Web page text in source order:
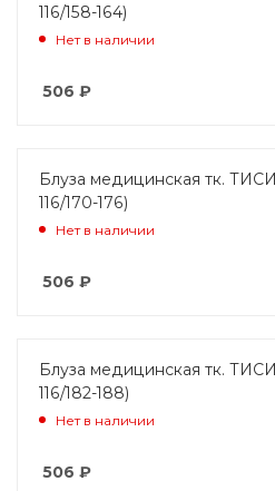
116/158-164)
Нет в наличии
506 ₽
Блуза медицинская тк. ТИСИ
116/170-176)
Нет в наличии
506 ₽
Блуза медицинская тк. ТИСИ
116/182-188)
Нет в наличии
506 ₽